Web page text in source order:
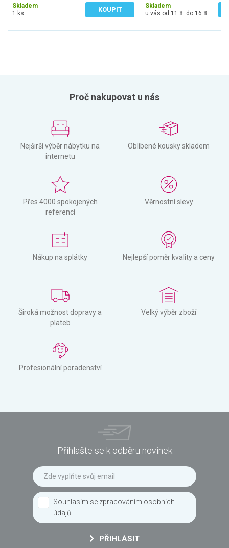
Skladem
1 ks
KOUPIT
Skladem
u vás od 11.8. do 16.8.
Proč nakupovat u nás
Nejširší výběr nábytku na
internetu
Oblíbené kousky skladem
Přes 4000 spokojených
referencí
Věrnostní slevy
Nákup na splátky Nejlepší poměr kvality a ceny
Široká možnost dopravy a
plateb
Velký výběr zboží
Profesionální poradenství
Přihlašte se k odběru novinek
Souhlasím se zpracováním osobních
údajů
PŘIHLÁSIT